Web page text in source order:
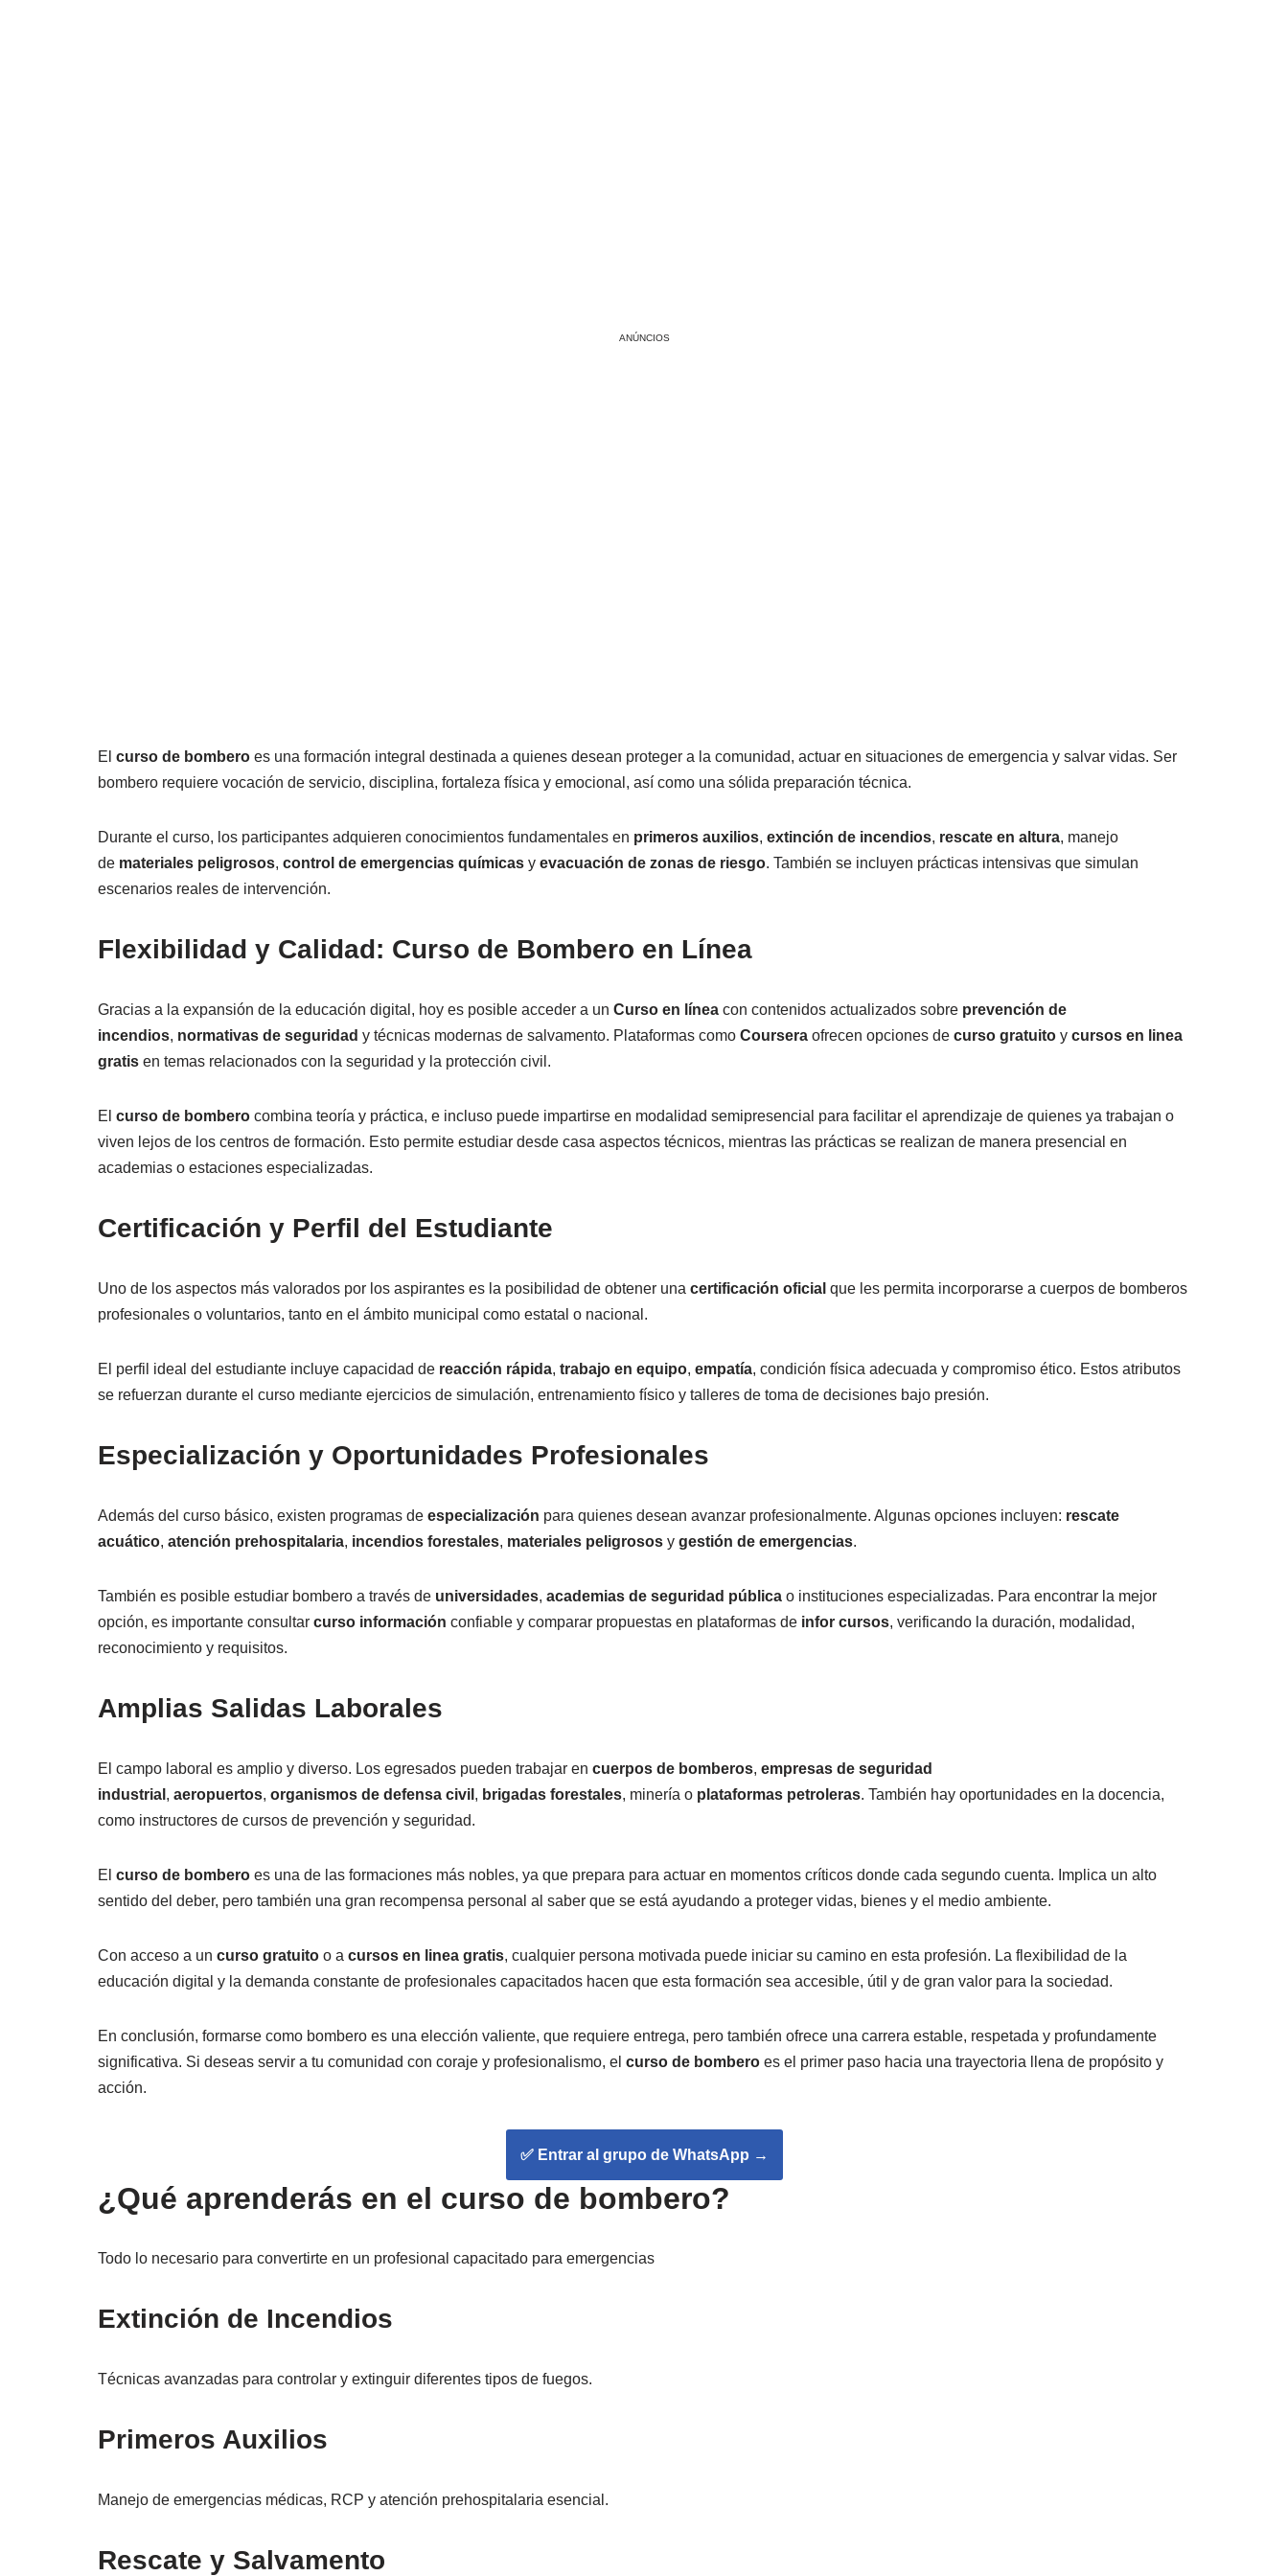
ANÚNCIOS
El curso de bombero es una formación integral destinada a quienes desean proteger a la comunidad, actuar en situaciones de emergencia y salvar vidas. Ser
bombero requiere vocación de servicio, disciplina, fortaleza física y emocional, así como una sólida preparación técnica.
Durante el curso, los participantes adquieren conocimientos fundamentales en primeros auxilios, extinción de incendios, rescate en altura, manejo
de materiales peligrosos, control de emergencias químicas y evacuación de zonas de riesgo. También se incluyen prácticas intensivas que simulan
escenarios reales de intervención.
Flexibilidad y Calidad: Curso de Bombero en Línea
Gracias a la expansión de la educación digital, hoy es posible acceder a un Curso en línea con contenidos actualizados sobre prevención de
incendios, normativas de seguridad y técnicas modernas de salvamento. Plataformas como Coursera ofrecen opciones de curso gratuito y cursos en linea
gratis en temas relacionados con la seguridad y la protección civil.
El curso de bombero combina teoría y práctica, e incluso puede impartirse en modalidad semipresencial para facilitar el aprendizaje de quienes ya trabajan o
viven lejos de los centros de formación. Esto permite estudiar desde casa aspectos técnicos, mientras las prácticas se realizan de manera presencial en
academias o estaciones especializadas.
Certificación y Perfil del Estudiante
Uno de los aspectos más valorados por los aspirantes es la posibilidad de obtener una certificación oficial que les permita incorporarse a cuerpos de bomberos
profesionales o voluntarios, tanto en el ámbito municipal como estatal o nacional.
El perfil ideal del estudiante incluye capacidad de reacción rápida, trabajo en equipo, empatía, condición física adecuada y compromiso ético. Estos atributos
se refuerzan durante el curso mediante ejercicios de simulación, entrenamiento físico y talleres de toma de decisiones bajo presión.
Especialización y Oportunidades Profesionales
Además del curso básico, existen programas de especialización para quienes desean avanzar profesionalmente. Algunas opciones incluyen: rescate
acuático, atención prehospitalaria, incendios forestales, materiales peligrosos y gestión de emergencias.
También es posible estudiar bombero a través de universidades, academias de seguridad pública o instituciones especializadas. Para encontrar la mejor
opción, es importante consultar curso información confiable y comparar propuestas en plataformas de infor cursos, verificando la duración, modalidad,
reconocimiento y requisitos.
Amplias Salidas Laborales
El campo laboral es amplio y diverso. Los egresados pueden trabajar en cuerpos de bomberos, empresas de seguridad
industrial , aeropuertos, organismos de defensa civil , brigadas forestales, minería o plataformas petroleras. También hay oportunidades en la docencia,
como instructores de cursos de prevención y seguridad.
El curso de bombero es una de las formaciones más nobles, ya que prepara para actuar en momentos críticos donde cada segundo cuenta. Implica un alto
sentido del deber, pero también una gran recompensa personal al saber que se está ayudando a proteger vidas, bienes y el medio ambiente.
Con acceso a un curso gratuito o a cursos en linea gratis, cualquier persona motivada puede iniciar su camino en esta profesión. La flexibilidad de la
educación digital y la demanda constante de profesionales capacitados hacen que esta formación sea accesible, útil y de gran valor para la sociedad.
En conclusión, formarse como bombero es una elección valiente, que requiere entrega, pero también ofrece una carrera estable, respetada y profundamente
significativa. Si deseas servir a tu comunidad con coraje y profesionalismo, el curso de bombero es el primer paso hacia una trayectoria llena de propósito y
acción.
✅ Entrar al grupo de WhatsApp →
¿Qué aprenderás en el curso de bombero?
Todo lo necesario para convertirte en un profesional capacitado para emergencias
Extinción de Incendios
Técnicas avanzadas para controlar y extinguir diferentes tipos de fuegos.
Primeros Auxilios
Manejo de emergencias médicas, RCP y atención prehospitalaria esencial.
Rescate y Salvamento